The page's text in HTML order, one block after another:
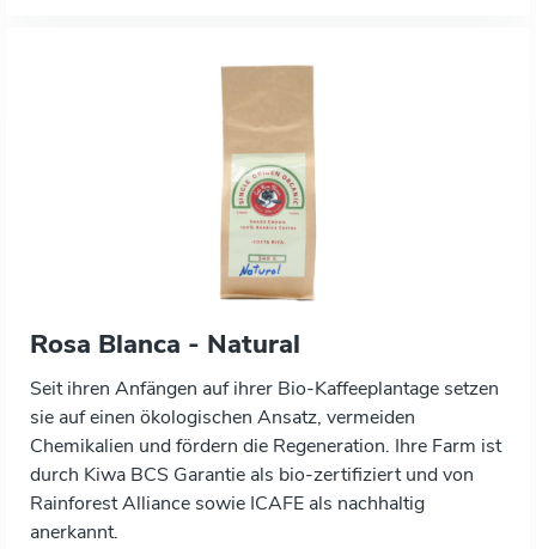
Rosa Blanca - Natural
Seit ihren Anfängen auf ihrer Bio-Kaffeeplantage setzen
sie auf einen ökologischen Ansatz, vermeiden
Chemikalien und fördern die Regeneration. Ihre Farm ist
durch Kiwa BCS Garantie als bio-zertifiziert und von
Rainforest Alliance sowie ICAFE als nachhaltig
anerkannt.